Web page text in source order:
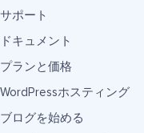
サポート
ドキュメント
プランと価格
WordPressホスティング
ブログを始める